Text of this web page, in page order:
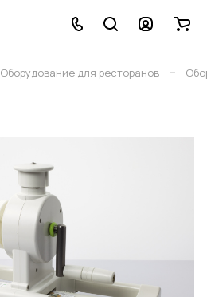
Оборудование для ресторанов –